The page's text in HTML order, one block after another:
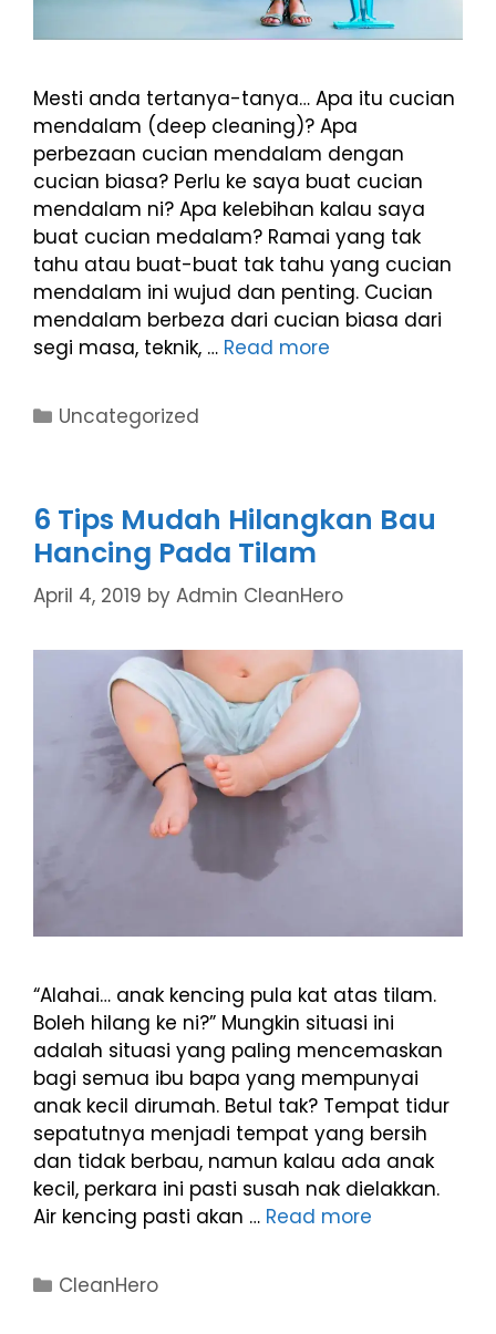
Mesti anda tertanya-tanya… Apa itu cucian
mendalam (deep cleaning)? Apa
perbezaan cucian mendalam dengan
cucian biasa? Perlu ke saya buat cucian
mendalam ni? Apa kelebihan kalau saya
buat cucian medalam? Ramai yang tak
tahu atau buat-buat tak tahu yang cucian
mendalam ini wujud dan penting. Cucian
mendalam berbeza dari cucian biasa dari
segi masa, teknik, … Read more
Uncategorized
6 Tips Mudah Hilangkan Bau
Hancing Pada Tilam
April 4, 2019 by Admin CleanHero
“Alahai… anak kencing pula kat atas tilam.
Boleh hilang ke ni?” Mungkin situasi ini
adalah situasi yang paling mencemaskan
bagi semua ibu bapa yang mempunyai
anak kecil dirumah. Betul tak? Tempat tidur
sepatutnya menjadi tempat yang bersih
dan tidak berbau, namun kalau ada anak
kecil, perkara ini pasti susah nak dielakkan.
Air kencing pasti akan … Read more
CleanHero